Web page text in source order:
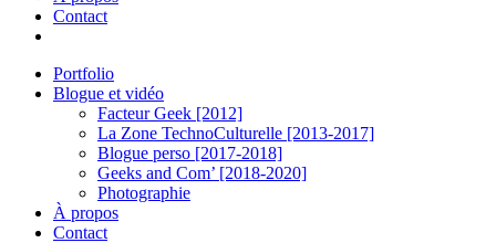
Contact
Portfolio
Blogue et vidéo
Facteur Geek [2012]
La Zone TechnoCulturelle [2013-2017]
Blogue perso [2017-2018]
Geeks and Com’ [2018-2020]
Photographie
À propos
Contact